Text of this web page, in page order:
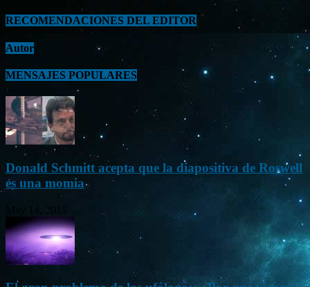
RECOMENDACIONES DEL EDITOR
Autor
MENSAJES POPULARES
Donald Schmitt acepta que la diapositiva de Roswell
es una momia
May 14, 2015